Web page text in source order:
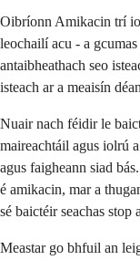
Oibríonn Amikacin trí
leochailí acu - a
antaibheathach seo
isteach ar a meaisín
Nuair nach féidir le
maireachtáil agus iolrú
agus faigheann siad
é amikacin, mar a
sé baictéir seachas stop
Meastar go bhfuil an